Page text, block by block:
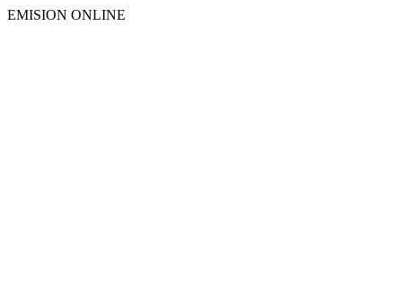
EMISION ONLINE